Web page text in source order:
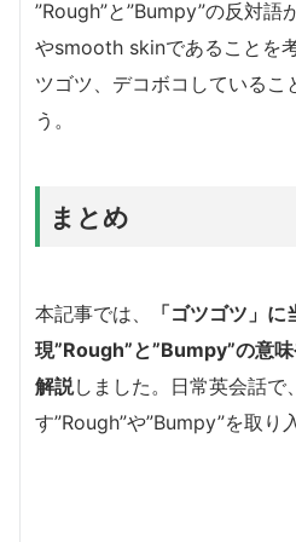
”Rough”と”Bumpy”の反対語
やsmooth skinであることを
ツゴツ、デコボコしているこ
う。
まとめ
本記事では、
「ゴツゴツ」
現”Rough”と”Bumpy”の意
解説しました。日常英会話で
す”Rough”や”Bumpy”を取り